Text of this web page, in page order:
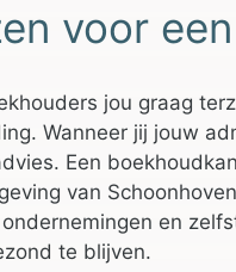
voor
jou graag
Wanneer jij jouw
Een
van
en
te blijven.